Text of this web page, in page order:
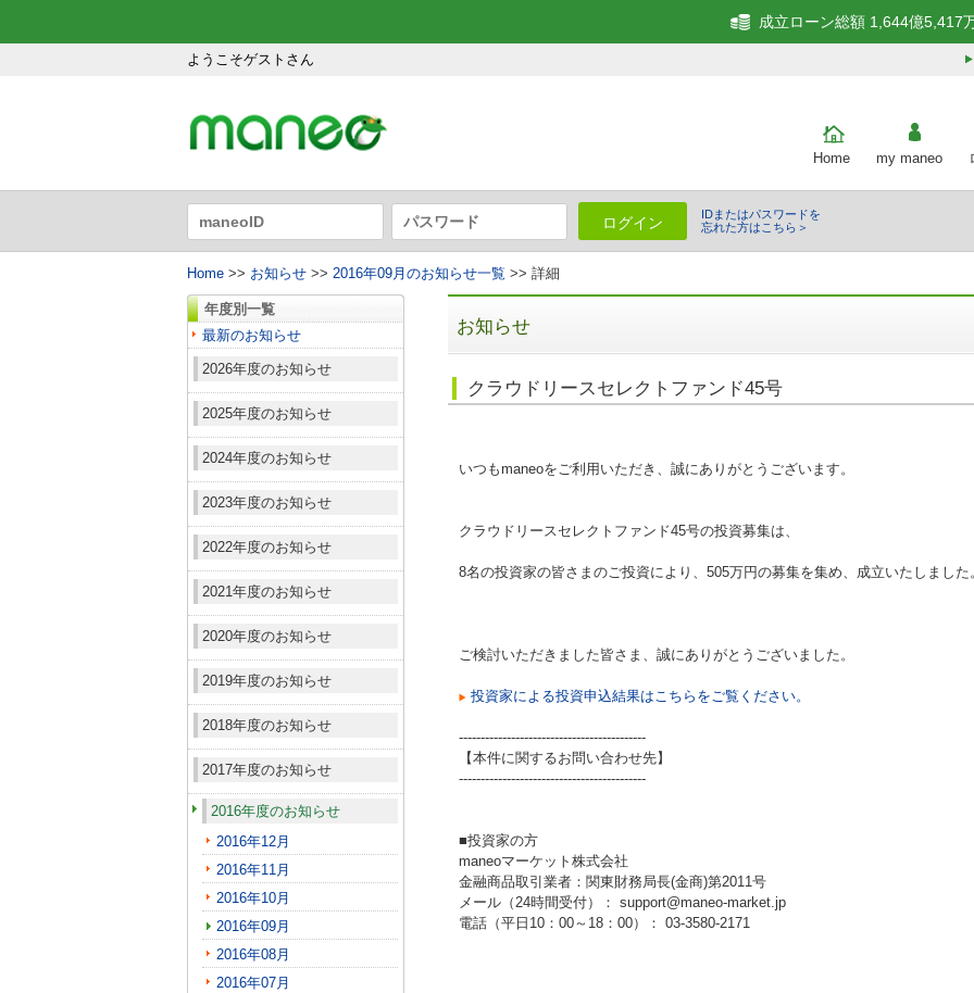
ようこそゲストさん
成立ローン総額 1,644億5,417
Home my maneo
ログイン
IDまたはパスワードを
忘れた方はこちら＞
Home >> お知らせ >> 2016年09月のお知らせ一覧 >> 詳細
年度別一覧
最新のお知らせ
2026年度のお知らせ
2025年度のお知らせ
2024年度のお知らせ
2023年度のお知らせ
2022年度のお知らせ
2021年度のお知らせ
2020年度のお知らせ
2019年度のお知らせ
2018年度のお知らせ
2017年度のお知らせ
2016年度のお知らせ
2016年12月
2016年11月
2016年10月
2016年09月
2016年08月
2016年07月
お知らせ
クラウドリースセレクトファンド45号
いつもmaneoをご利用いただき、誠にありがとうございます。
クラウドリースセレクトファンド45号の投資募集は、
8名の投資家の皆さまのご投資により、505万円の募集を集め、成立いたしました
ご検討いただきました皆さま、誠にありがとうございました。
投資家による投資申込結果はこちらをご覧ください。
-------------------------------------------
【本件に関するお問い合わせ先】
-------------------------------------------
■投資家の方
maneoマーケット株式会社
金融商品取引業者：関東財務局長(金商)第2011号
メール（24時間受付）： support@maneo-market.jp
電話（平日10：00～18：00）： 03-3580-2171